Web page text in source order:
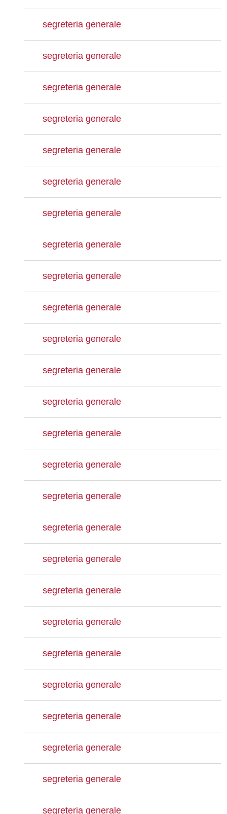
segreteria generale
segreteria generale
segreteria generale
segreteria generale
segreteria generale
segreteria generale
segreteria generale
segreteria generale
segreteria generale
segreteria generale
segreteria generale
segreteria generale
segreteria generale
segreteria generale
segreteria generale
segreteria generale
segreteria generale
segreteria generale
segreteria generale
segreteria generale
segreteria generale
segreteria generale
segreteria generale
segreteria generale
segreteria generale
segreteria generale